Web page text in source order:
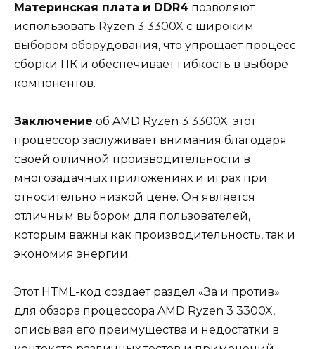
Материнская плата и DDR4 позволяют
использовать Ryzen 3 3300X с широким
выбором оборудования, что упрощает процесс
сборки ПК и обеспечивает гибкость в выборе
компонентов.
Заключение об AMD Ryzen 3 3300X: этот
процессор заслуживает внимания благодаря
своей отличной производительности в
многозадачных приложениях и играх при
относительно низкой цене. Он является
отличным выбором для пользователей,
которым важны как производительность, так и
экономия энергии.
Этот HTML-код создает раздел «За и против»
для обзора процессора AMD Ryzen 3 3300X,
описывая его преимущества и недостатки в